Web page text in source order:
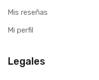
Mis reseñas
Mi perfil
Legales